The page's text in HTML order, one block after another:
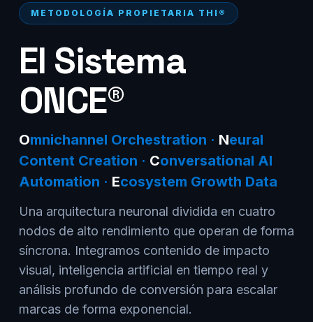
METODOLOGÍA PROPIETARIA THI®
El Sistema
ONCE®
Omnichannel Orchestration · Neural
Content Creation · Conversational AI
Automation · Ecosystem Growth Data
Una arquitectura neuronal dividida en cuatro
nodos de alto rendimiento que operan de forma
síncrona. Integramos contenido de impacto
visual, inteligencia artificial en tiempo real y
análisis profundo de conversión para escalar
marcas de forma exponencial.